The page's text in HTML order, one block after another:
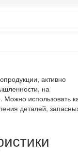
активно
на
Можно использовать
деталей,